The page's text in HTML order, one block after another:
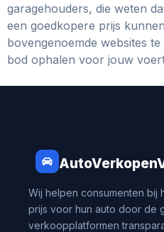
garagehouders, die weten
een goedkopere prijs
bovengenoemde websites
bod ophalen voor jouw
Wij helpen consumenten bij
prijs voor hun auto door de
verkoopplatformen